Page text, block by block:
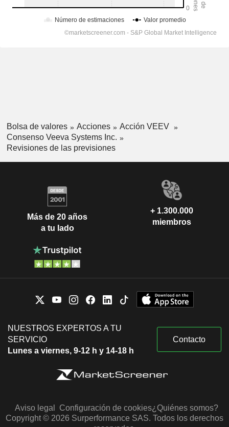
Bolsa de valores Acciones
Acción VEEV
Consenso Veeva Systems Inc.
Revisiones de las previsiones
Más de 20 años
a tu lado
+ 1.300.000
miembros
NUESTROS EXPERTOS A TU
SERVICIO
Lunes a viernes, 9-12 h y 14-18 h
Contacto
Aviso legal Configuración de cookies¿Quiénes somos?
Copyright © 2026 Surperformance SAS. Todos los derechos